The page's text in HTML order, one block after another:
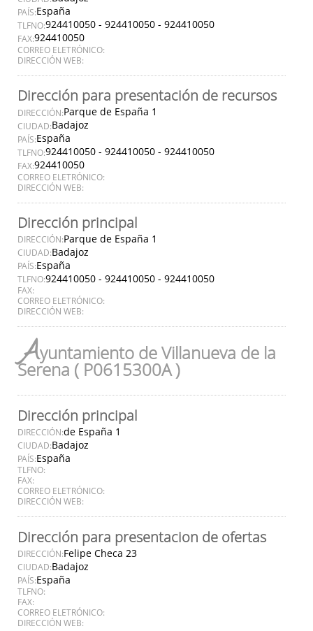
PAÍS:España
TLFNO:924410050 - 924410050 - 924410050
FAX:924410050
CORREO ELETRÓNICO:
DIRECCIÓN WEB:
Dirección para presentación de recursos
DIRECCIÓN:Parque de España 1
CIUDAD:Badajoz
PAÍS:España
TLFNO:924410050 - 924410050 - 924410050
FAX:924410050
CORREO ELETRÓNICO:
DIRECCIÓN WEB:
Dirección principal
DIRECCIÓN:Parque de España 1
CIUDAD:Badajoz
PAÍS:España
TLFNO:924410050 - 924410050 - 924410050
FAX:
CORREO ELETRÓNICO:
DIRECCIÓN WEB:
Ayuntamiento de Villanueva de la
Serena ( P0615300A )
Dirección principal
DIRECCIÓN:de España 1
CIUDAD:Badajoz
PAÍS:España
TLFNO:
FAX:
CORREO ELETRÓNICO:
DIRECCIÓN WEB:
Dirección para presentacion de ofertas
DIRECCIÓN:Felipe Checa 23
CIUDAD:Badajoz
PAÍS:España
TLFNO:
FAX:
CORREO ELETRÓNICO:
DIRECCIÓN WEB: